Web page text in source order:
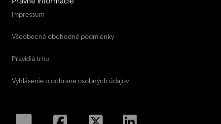
Impressum
Všeobecné obchodné podmienky
Pravidlá trhu
Vyhlásenie o ochrane osobných údajov